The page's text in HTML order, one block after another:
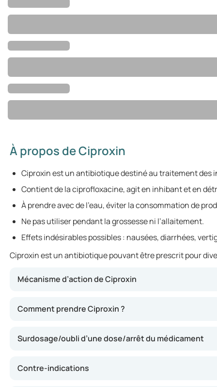
À propos de Ciproxin
Ciproxin est un antibiotique destiné au traitement des
Contient de la ciprofloxacine, agit en inhibant et en
À prendre avec de l’eau, éviter la consommation de
Ne pas utiliser pendant la grossesse ni l’allaitement.
Effets indésirables possibles : nausées, diarrhées,
Ciproxin est un antibiotique pouvant être prescrit pour
Mécanisme d’action de Ciproxin
Comment prendre Ciproxin ?
Surdosage/oubli d’une dose/arrêt du médicament
Contre-indications